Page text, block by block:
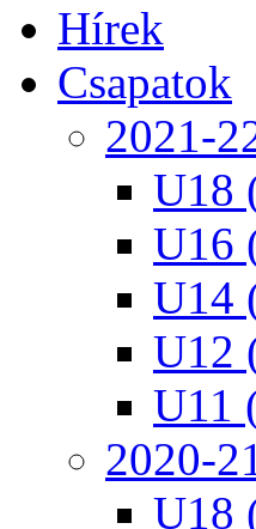
Hírek
Csapatok
2021-
U18
U16
U14
U12
U11
2020-
U18